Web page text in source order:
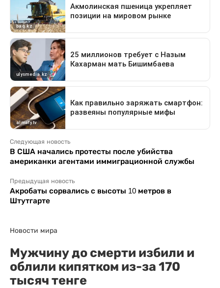
Следующая новость
В США начались протесты после убийства
американки агентами иммиграционной службы
Предыдущая новость
Акробаты сорвались с высоты 10 метров в
Штутгарте
Новости мира
Мужчину до смерти избили и
облили кипятком из-за 170
тысяч тенге